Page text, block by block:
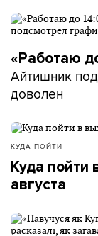
«Работаю
Айтишник
доволен
КУДА ПОЙТИ
Куда пойти
августа